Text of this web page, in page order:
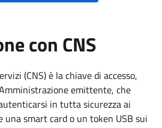
con CNS
(CNS) è la chiave di accesso,
emittente, che
in tutta sicurezza ai
una smart card o un token USB sui